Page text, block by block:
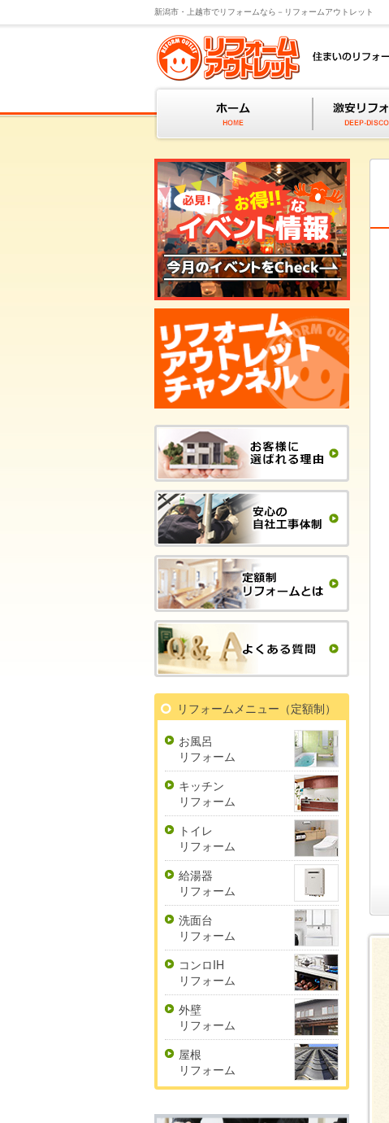
新潟市・上越市でリフォームなら－リフォームアウトレット
リフォームメニュー（定額制）
お風呂
リフォーム
キッチン
リフォーム
トイレ
リフォーム
給湯器
リフォーム
洗面台
リフォーム
コンロIH
リフォーム
外壁
リフォーム
屋根
リフォーム